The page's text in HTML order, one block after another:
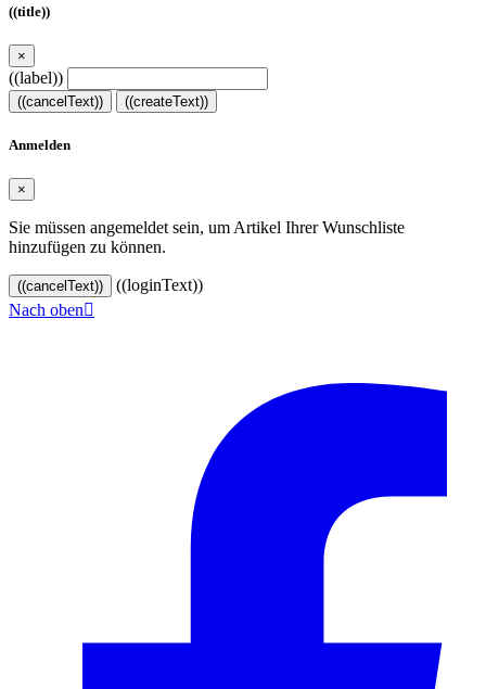
((title))
×
((label))
((cancelText)) ((createText))
Anmelden
×
Sie müssen angemeldet sein, um Artikel Ihrer Wunschliste
hinzufügen zu können.
((cancelText))
((loginText))
Nach oben